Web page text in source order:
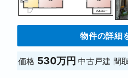
物件の詳細
価格 530万円中古戸建 間取